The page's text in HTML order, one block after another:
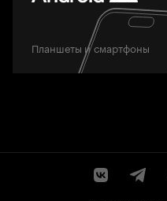
Планшеты и смартфоны